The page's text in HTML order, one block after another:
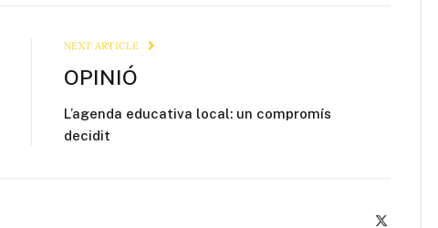
NEXT ARTICLE
OPINIÓ
L’agenda educativa local: un compromís
decidit